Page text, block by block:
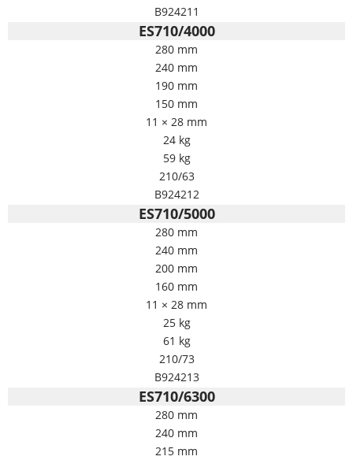
B924211
ES710/4000
280 mm
240 mm
190 mm
150 mm
11 × 28 mm
24 kg
59 kg
210/63
B924212
ES710/5000
280 mm
240 mm
200 mm
160 mm
11 × 28 mm
25 kg
61 kg
210/73
B924213
ES710/6300
280 mm
240 mm
215 mm